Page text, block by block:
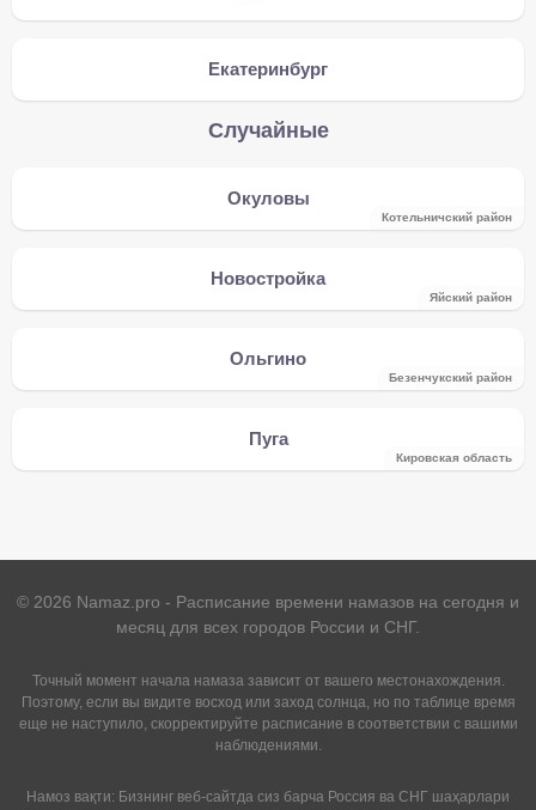
Екатеринбург
Случайные
Окуловы
Котельничский район
Новостройка
Яйский район
Ольгино
Безенчукский район
Пуга
Кировская область
© 2026 Namaz.pro - Расписание времени намазов на сегодня и
месяц для всех городов России и СНГ.
Точный момент начала намаза зависит от вашего местонахождения.
Поэтому, если вы видите восход или заход солнца, но по таблице время
еще не наступило, скорректируйте расписание в соответствии с вашими
наблюдениями.
Намоз вақти: Бизнинг веб-сайтда сиз барча Россия ва СНГ шаҳарлари